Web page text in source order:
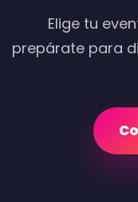
Elige tu
prepárate para